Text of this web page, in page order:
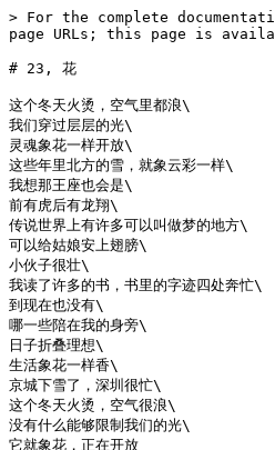
> For the complete
page URLs; this page is
# 23, 花
这个冬天火烫，空气里都浪\
我们穿过层层的光\
灵魂象花一样开放\
这些年里北方的雪，就象云彩一样\
我想那王座也会是\
前有虎后有龙翔\
传说世界上有许多可以叫做梦的地方\
可以给姑娘安上翅膀\
小伙子很壮\
我读了许多的书，书里的字迹四处奔忙\
到现在也没有\
哪一些陪在我的身旁\
日子折叠理想\
生活象花一样香\
京城下雪了，深圳很忙\
这个冬天火烫，空气很浪\
没有什么能够限制我们的光\
它就象花，正在开放